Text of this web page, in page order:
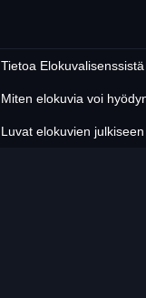
Tietoa Elokuvalisenssistä
Miten elokuvia voi
Luvat elokuvien